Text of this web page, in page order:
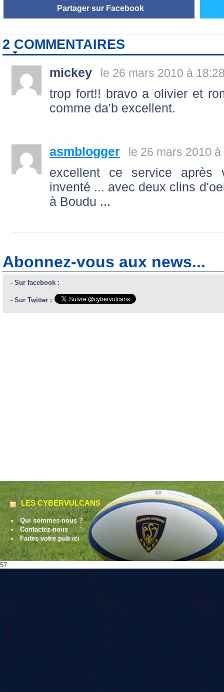
Partager sur Facebook
2 COMMENTAIRES
mickey le 26 mars 2010 à
trop fort!! bravo a olivier et
comme da'b excellent.
asmblogger le 26 mars 2010
excellent ce service après
inventé ... avec deux clins
à Boudu ...
Abonnez-vous aux news...
- Sur facebook :
- Sur Twitter :
LES CYBERVULCANS
Qui sommes-nous ?
Contactez-nous
Faites votre pub ici
57